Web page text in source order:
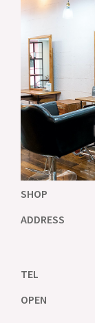
SHOP
ADDRESS
TEL
OPEN